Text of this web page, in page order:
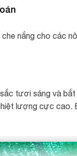
nắng cho các
tươi sáng và
lượng cực cao.